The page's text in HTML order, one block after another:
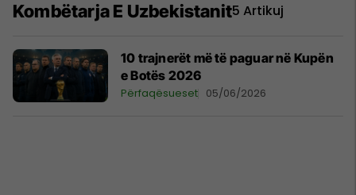
Kombëtarja E Uzbekistanit5 Artikuj
10 trajnerët më të paguar në Kupën
e Botës 2026
Përfaqësueset 05/06/2026